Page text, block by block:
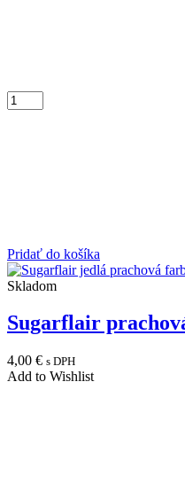
Pridať do košíka
Skladom
Sugarflair
4,00 € s DPH
Add to Wishlist